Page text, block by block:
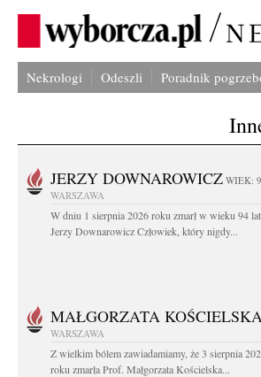
Nekrologi Odeszli Poradnik
JERZY DOWNAROWICZ WIEK:
WARSZAWA
W dniu 1 sierpnia 2026 roku zmarł w wieku 94 lat
Jerzy Downarowicz Człowiek, który nigdy...
MAŁGORZATA
WARSZAWA
Z wielkim bólem zawiadamiamy, że 3 sierpnia
roku zmarła Prof. Małgorzata Kościelska...